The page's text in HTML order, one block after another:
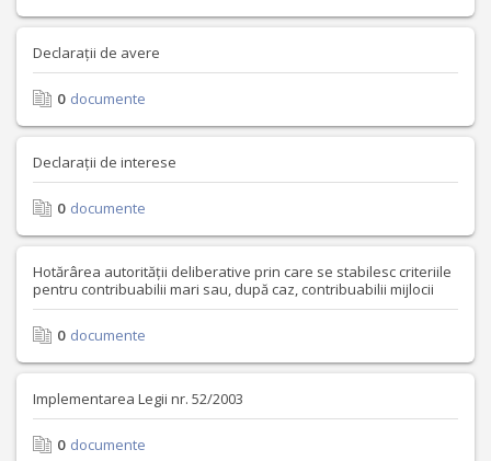
Declarații de avere
0 documente
Declarații de interese
0 documente
Hotărârea autorității deliberative prin care se stabilesc criteriile
pentru contribuabilii mari sau, după caz, contribuabilii mijlocii
0 documente
Implementarea Legii nr. 52/2003
0 documente